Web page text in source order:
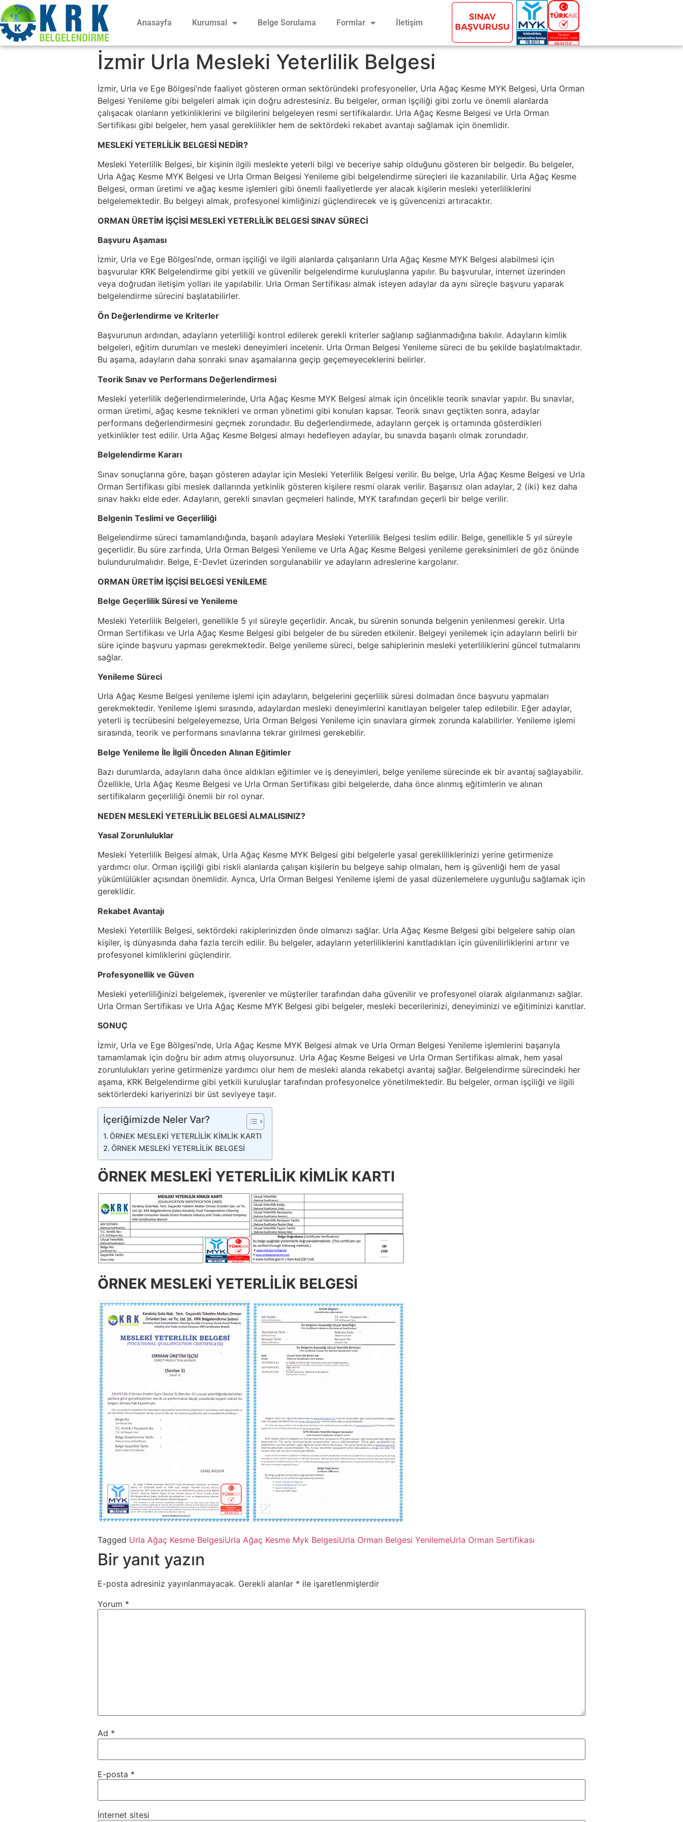
Anasayfa Kurumsal Belge Sorulama Formlar İletişim
İzmir Urla Mesleki Yeterlilik Belgesi
İzmir, Urla ve Ege Bölgesi’nde faaliyet gösteren orman sektöründeki profesyoneller, Urla Ağaç Kesme MYK Belgesi, Urla Orman
Belgesi Yenileme gibi belgeleri almak için doğru adrestesiniz. Bu belgeler, orman işçiliği gibi zorlu ve önemli alanlarda
çalışacak olanların yetkinliklerini ve bilgilerini belgeleyen resmi sertifikalardır. Urla Ağaç Kesme Belgesi ve Urla Orman
Sertifikası gibi belgeler, hem yasal gereklilikler hem de sektördeki rekabet avantajı sağlamak için önemlidir.
MESLEKİ YETERLİLİK BELGESİ NEDİR?
Mesleki Yeterlilik Belgesi, bir kişinin ilgili meslekte yeterli bilgi ve beceriye sahip olduğunu gösteren bir belgedir. Bu belgeler,
Urla Ağaç Kesme MYK Belgesi ve Urla Orman Belgesi Yenileme gibi belgelendirme süreçleri ile kazanılabilir. Urla Ağaç Kesme
Belgesi, orman üretimi ve ağaç kesme işlemleri gibi önemli faaliyetlerde yer alacak kişilerin mesleki yeterliliklerini
belgelemektedir. Bu belgeyi almak, profesyonel kimliğinizi güçlendirecek ve iş güvencenizi artıracaktır.
ORMAN ÜRETİM İŞÇİSİ MESLEKİ YETERLİLİK BELGESİ SINAV SÜRECİ
Başvuru Aşaması
İzmir, Urla ve Ege Bölgesi’nde, orman işçiliği ve ilgili alanlarda çalışanların Urla Ağaç Kesme MYK Belgesi alabilmesi için
başvurular KRK Belgelendirme gibi yetkili ve güvenilir belgelendirme kuruluşlarına yapılır. Bu başvurular, internet üzerinden
veya doğrudan iletişim yolları ile yapılabilir. Urla Orman Sertifikası almak isteyen adaylar da aynı süreçle başvuru yaparak
belgelendirme sürecini başlatabilirler.
Ön Değerlendirme ve Kriterler
Başvurunun ardından, adayların yeterliliği kontrol edilerek gerekli kriterler sağlanıp sağlanmadığına bakılır. Adayların kimlik
belgeleri, eğitim durumları ve mesleki deneyimleri incelenir. Urla Orman Belgesi Yenileme süreci de bu şekilde başlatılmaktadır.
Bu aşama, adayların daha sonraki sınav aşamalarına geçip geçemeyeceklerini belirler.
Teorik Sınav ve Performans Değerlendirmesi
Mesleki yeterlilik değerlendirmelerinde, Urla Ağaç Kesme MYK Belgesi almak için öncelikle teorik sınavlar yapılır. Bu sınavlar,
orman üretimi, ağaç kesme teknikleri ve orman yönetimi gibi konuları kapsar. Teorik sınavı geçtikten sonra, adaylar
performans değerlendirmesini geçmek zorundadır. Bu değerlendirmede, adayların gerçek iş ortamında gösterdikleri
yetkinlikler test edilir. Urla Ağaç Kesme Belgesi almayı hedefleyen adaylar, bu sınavda başarılı olmak zorundadır.
Belgelendirme Kararı
Sınav sonuçlarına göre, başarı gösteren adaylar için Mesleki Yeterlilik Belgesi verilir. Bu belge, Urla Ağaç Kesme Belgesi ve Urla
Orman Sertifikası gibi meslek dallarında yetkinlik gösteren kişilere resmi olarak verilir. Başarısız olan adaylar, 2 (iki) kez daha
sınav hakkı elde eder. Adayların, gerekli sınavları geçmeleri halinde, MYK tarafından geçerli bir belge verilir.
Belgenin Teslimi ve Geçerliliği
Belgelendirme süreci tamamlandığında, başarılı adaylara Mesleki Yeterlilik Belgesi teslim edilir. Belge, genellikle 5 yıl süreyle
geçerlidir. Bu süre zarfında, Urla Orman Belgesi Yenileme ve Urla Ağaç Kesme Belgesi yenileme gereksinimleri de göz önünde
bulundurulmalıdır. Belge, E-Devlet üzerinden sorgulanabilir ve adayların adreslerine kargolanır.
ORMAN ÜRETİM İŞÇİSİ BELGESİ YENİLEME
Belge Geçerlilik Süresi ve Yenileme
Mesleki Yeterlilik Belgeleri, genellikle 5 yıl süreyle geçerlidir. Ancak, bu sürenin sonunda belgenin yenilenmesi gerekir. Urla
Orman Sertifikası ve Urla Ağaç Kesme Belgesi gibi belgeler de bu süreden etkilenir. Belgeyi yenilemek için adayların belirli bir
süre içinde başvuru yapması gerekmektedir. Belge yenileme süreci, belge sahiplerinin mesleki yeterliliklerini güncel tutmalarını
sağlar.
Yenileme Süreci
Urla Ağaç Kesme Belgesi yenileme işlemi için adayların, belgelerini geçerlilik süresi dolmadan önce başvuru yapmaları
gerekmektedir. Yenileme işlemi sırasında, adaylardan mesleki deneyimlerini kanıtlayan belgeler talep edilebilir. Eğer adaylar,
yeterli iş tecrübesini belgeleyemezse, Urla Orman Belgesi Yenileme için sınavlara girmek zorunda kalabilirler. Yenileme işlemi
sırasında, teorik ve performans sınavlarına tekrar girilmesi gerekebilir.
Belge Yenileme İle İlgili Önceden Alınan Eğitimler
Bazı durumlarda, adayların daha önce aldıkları eğitimler ve iş deneyimleri, belge yenileme sürecinde ek bir avantaj sağlayabilir.
Özellikle, Urla Ağaç Kesme Belgesi ve Urla Orman Sertifikası gibi belgelerde, daha önce alınmış eğitimlerin ve alınan
sertifikaların geçerliliği önemli bir rol oynar.
NEDEN MESLEKİ YETERLİLİK BELGESİ ALMALISINIZ?
Yasal Zorunluluklar
Mesleki Yeterlilik Belgesi almak, Urla Ağaç Kesme MYK Belgesi gibi belgelerle yasal gerekliliklerinizi yerine getirmenize
yardımcı olur. Orman işçiliği gibi riskli alanlarda çalışan kişilerin bu belgeye sahip olmaları, hem iş güvenliği hem de yasal
yükümlülükler açısından önemlidir. Ayrıca, Urla Orman Belgesi Yenileme işlemi de yasal düzenlemelere uygunluğu sağlamak için
gereklidir.
Rekabet Avantajı
Mesleki Yeterlilik Belgesi, sektördeki rakiplerinizden önde olmanızı sağlar. Urla Ağaç Kesme Belgesi gibi belgelere sahip olan
kişiler, iş dünyasında daha fazla tercih edilir. Bu belgeler, adayların yeterliliklerini kanıtladıkları için güvenilirliklerini artırır ve
profesyonel kimliklerini güçlendirir.
Profesyonellik ve Güven
Mesleki yeterliliğinizi belgelemek, işverenler ve müşteriler tarafından daha güvenilir ve profesyonel olarak algılanmanızı sağlar.
Urla Orman Sertifikası ve Urla Ağaç Kesme MYK Belgesi gibi belgeler, mesleki becerilerinizi, deneyiminizi ve eğitiminizi kanıtlar.
SONUÇ
İzmir, Urla ve Ege Bölgesi’nde, Urla Ağaç Kesme MYK Belgesi almak ve Urla Orman Belgesi Yenileme işlemlerini başarıyla
tamamlamak için doğru bir adım atmış oluyorsunuz. Urla Ağaç Kesme Belgesi ve Urla Orman Sertifikası almak, hem yasal
zorunlulukları yerine getirmenize yardımcı olur hem de mesleki alanda rekabetçi avantaj sağlar. Belgelendirme sürecindeki her
aşama, KRK Belgelendirme gibi yetkili kuruluşlar tarafından profesyonelce yönetilmektedir. Bu belgeler, orman işçiliği ve ilgili
sektörlerdeki kariyerinizi bir üst seviyeye taşır.
İçeriğimizde Neler Var?
ÖRNEK MESLEKİ YETERLİLİK KİMLİK KARTI
ÖRNEK MESLEKİ YETERLİLİK BELGESİ
ÖRNEK MESLEKİ YETERLİLİK KİMLİK KARTI
ÖRNEK MESLEKİ YETERLİLİK BELGESİ
Tagged Urla Ağaç Kesme BelgesiUrla Ağaç Kesme Myk BelgesiUrla Orman Belgesi YenilemeUrla Orman Sertifikası
Bir yanıt yazın
E-posta adresiniz yayınlanmayacak. Gerekli alanlar * ile işaretlenmişlerdir
Yorum *
Ad *
E-posta *
İnternet sitesi